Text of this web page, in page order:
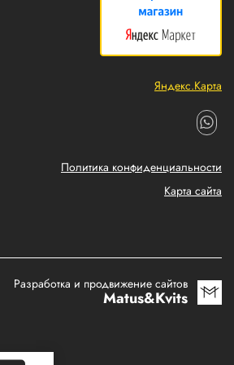
Яндекс.Карта
Политика конфиденциальности
Карта сайта
Разработка и продвижение сайтов
Matus&Kvits